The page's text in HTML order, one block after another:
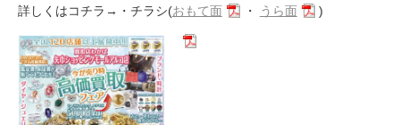
詳しくはコチラ→・チラシ(おもて面 ・ うら面 )